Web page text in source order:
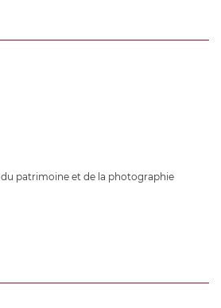
patrimoine et de la photographie